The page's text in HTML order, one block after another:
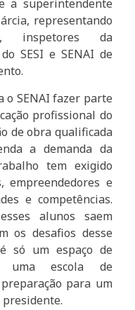
a superintendente
representando
inspetores da
SESI e SENAI de
o SENAI fazer parte
profissional do
de obra qualificada
a demanda da
tem exigido
empreendedores e
e competências.
alunos saem
os desafios desse
só um espaço de
uma escola de
para um